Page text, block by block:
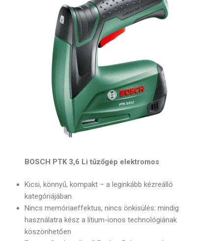
BOSCH PTK 3,6 Li tűzőgép elektromos
Kicsi, könnyű, kompakt – a leginkább kézreálló
kategóriájában
Nincs memóriaeffektus, nincs önkisülés: mindig
használatra kész a lítium-ionos technológiának
köszönhetően